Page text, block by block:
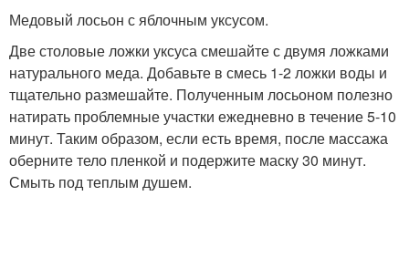
Медовый лосьон с яблочным уксусом.
Две столовые ложки уксуса смешайте с двумя ложками
натурального меда. Добавьте в смесь 1-2 ложки воды и
тщательно размешайте. Полученным лосьоном полезно
натирать проблемные участки ежедневно в течение 5-10
минут. Таким образом, если есть время, после массажа
оберните тело пленкой и подержите маску 30 минут.
Смыть под теплым душем.